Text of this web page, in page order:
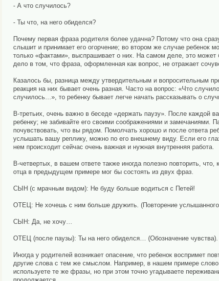
- А что случилось?
- Ты что, на него обиделся?
Почему первая фраза родителя более удачна? Потому что она
слышит и принимает его огорчение; во втором же случае ребенок
только «фактами», выспрашивает о них. На самом деле, это может
дело в том, что фраза, оформленная как вопрос, не отражает
Казалось бы, разница между утвердительным и вопросительным
реакция на них бывает очень разная. Часто на вопрос: «Что
случилось…», то ребенку бывает легче начать рассказывать о
В-третьих, очень важно в беседе «держать паузу». После каждой
ребенку; не забивайте его своими соображениями и замечаниями.
почувствовать, что вы рядом. Помолчать хорошо и после ответа
услышать вашу реплику, можно по его внешнему виду. Если его
нем происходит сейчас очень важная и нужная внутренняя работа.
В-четвертых, в вашем ответе также иногда полезно повторить,
отца в предыдущем примере мог бы состоять из двух фраз.
СЫН (с мрачным видом): Не буду больше водиться с Петей!
ОТЕЦ: Не хочешь с ним больше дружить. (Повторение
СЫН: Да, не хочу…
ОТЕЦ (после паузы): Ты на него обиделся… (Обозначение чувства).
Иногда у родителей возникает опасение, что ребенок воспримет
другие слова с тем же смыслом. Например, в нашем примере
используете те же фразы, но при этом точно угадываете